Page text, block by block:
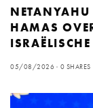
NETANYAHU
HAMAS
05/08/2026 0 SHARES